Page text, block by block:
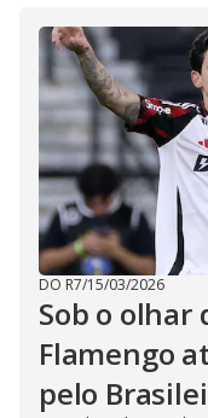
DO R7/15/03/2026
Sob o olhar
Flamengo
pelo